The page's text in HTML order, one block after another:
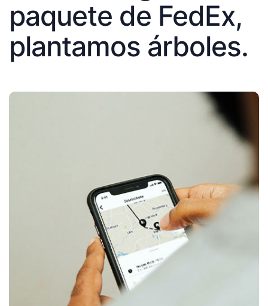
paquete de FedEx,
plantamos árboles.